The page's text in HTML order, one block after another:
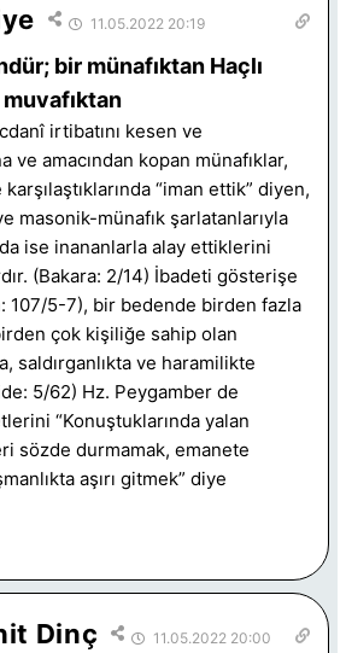
11.05.2022 20:19
bir münafıktan Haçlı
irtibatını kesen ve
ve amacından kopan münafıklar,
“iman ettik” diyen,
masonik-münafık şarlatanlarıyla
ise inananlarla alay ettiklerini
(Bakara: 2/14) İbadeti gösterişe
107/5-7), bir bedende birden fazla
çok kişiliğe sahip olan
saldırganlıkta ve haramilikte
5/62) Hz. Peygamber de
“Konuştuklarında yalan
sözde durmamak, emanete
aşırı gitmek” diye
Dinç 11.05.2022 20:00